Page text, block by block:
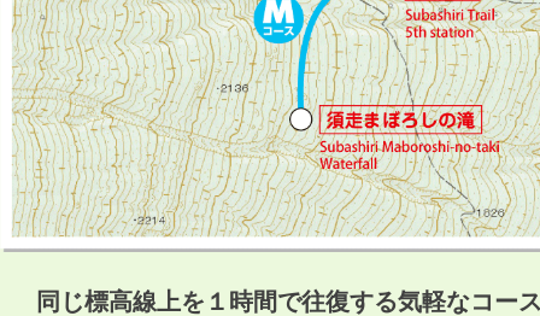
同じ標高線上を１時間で往復する気軽なコー